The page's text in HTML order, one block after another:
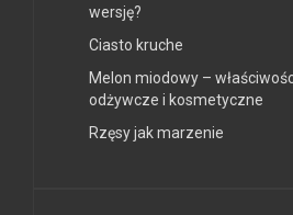
wersję?
Ciasto kruche
Melon miodowy –
odżywcze i kosmetyczne
Rzęsy jak marzenie